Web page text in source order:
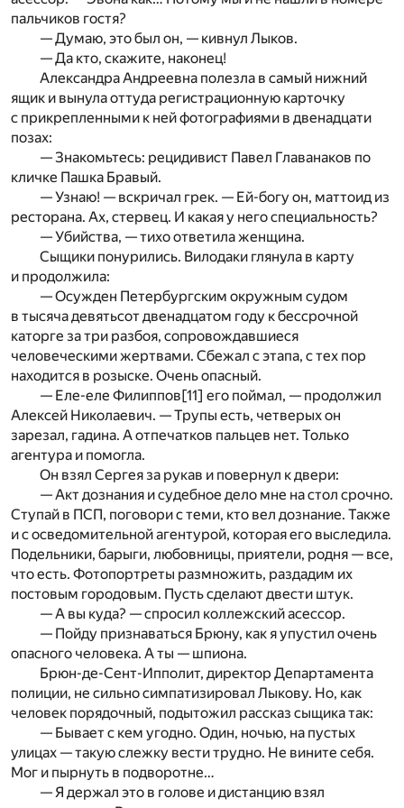
пальчиков гостя?
— Думаю, это был он, — кивнул Лыков.
— Да кто, скажите, наконец!
Александра Андреевна полезла в самый нижний
ящик и вынула оттуда регистрационную карточку
с прикрепленными к ней фотографиями в двенадцати
позах:
— Знакомьтесь: рецидивист Павел Главанаков по
кличке Пашка Бравый.
— Узнаю! — вскричал грек. — Ей-богу он, маттоид из
ресторана. Ах, стервец. И какая у него специальность?
— Убийства, — тихо ответила женщина.
Сыщики понурились. Вилодаки глянула в карту
и продолжила:
— Осужден Петербургским окружным судом
в тысяча девятьсот двенадцатом году к бессрочной
каторге за три разбоя, сопровождавшиеся
человеческими жертвами. Сбежал с этапа, с тех пор
находится в розыске. Очень опасный.
— Еле-еле Филиппов[11] его поймал, — продолжил
Алексей Николаевич. — Трупы есть, четверых он
зарезал, гадина. А отпечатков пальцев нет. Только
агентура и помогла.
Он взял Сергея за рукав и повернул к двери:
— Акт дознания и судебное дело мне на стол срочно.
Ступай в ПСП, поговори с теми, кто вел дознание. Также
и с осведомительной агентурой, которая его выследила.
Подельники, барыги, любовницы, приятели, родня — все,
что есть. Фотопортреты размножить, раздадим их
постовым городовым. Пусть сделают двести штук.
— А вы куда? — спросил коллежский асессор.
— Пойду признаваться Брюну, как я упустил очень
опасного человека. А ты — шпиона.
Брюн-де-Сент-Ипполит, директор Департамента
полиции, не сильно симпатизировал Лыкову. Но, как
человек порядочный, подытожил рассказ сыщика так:
— Бывает с кем угодно. Один, ночью, на пустых
улицах — такую слежку вести трудно. Не вините себя.
Мог и пырнуть в подворотне…
— Я держал это в голове и дистанцию взял